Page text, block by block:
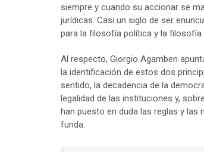
siempre y cuando su accionar se
jurídicas. Casi un siglo de ser
para la filosofía política y la filosofía
Al respecto, Giorgio Agamben
la identificación de estos dos
sentido, la decadencia de la
legalidad de las instituciones y,
han puesto en duda las reglas y las
funda.